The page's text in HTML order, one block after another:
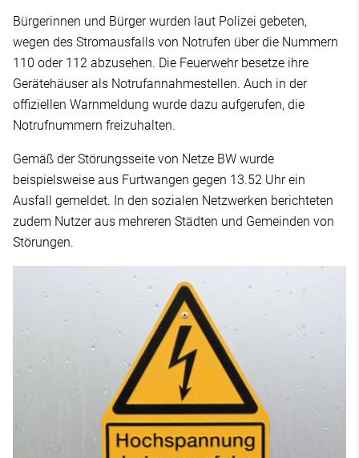
Bürgerinnen und Bürger wurden laut Polizei gebeten,
wegen des Stromausfalls von Notrufen über die Nummern
110 oder 112 abzusehen. Die Feuerwehr besetze ihre
Gerätehäuser als Notrufannahmestellen. Auch in der
offiziellen Warnmeldung wurde dazu aufgerufen, die
Notrufnummern freizuhalten.
Gemäß der Störungsseite von Netze BW wurde
beispielsweise aus Furtwangen gegen 13.52 Uhr ein
Ausfall gemeldet. In den sozialen Netzwerken berichteten
zudem Nutzer aus mehreren Städten und Gemeinden von
Störungen.